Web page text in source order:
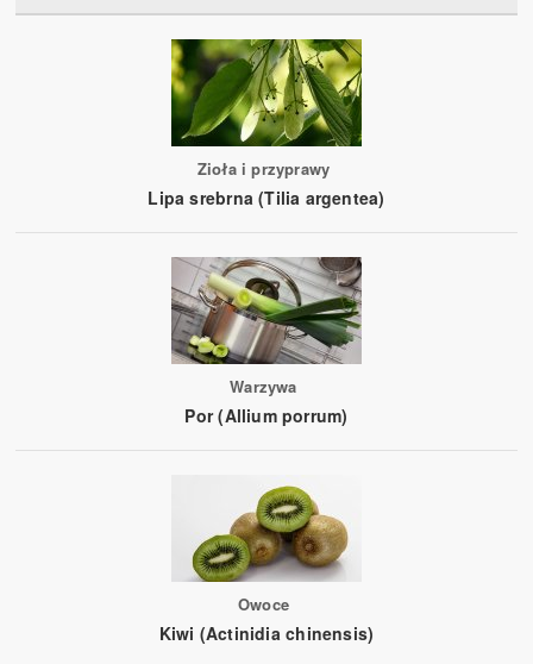
Zioła i przyprawy
Lipa srebrna (Tilia argentea)
Warzywa
Por (Allium porrum)
Owoce
Kiwi (Actinidia chinensis)